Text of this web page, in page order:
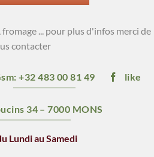
... pour plus d'infos merci de
contacter
+32 483 00 81 49 like
34 – 7000 MONS
Lundi au Samedi